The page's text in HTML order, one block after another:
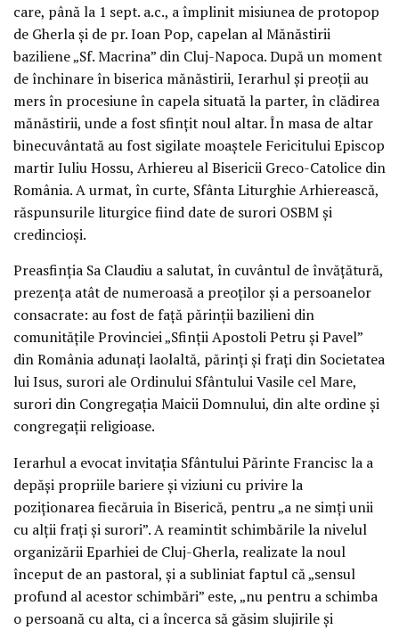
care, până la 1 sept. a.c., a împlinit misiunea de protopop
de Gherla și de pr. Ioan Pop, capelan al Mănăstirii
baziliene „Sf. Macrina” din Cluj-Napoca. După un moment
de închinare în biserica mănăstirii, Ierarhul și preoții au
mers în procesiune în capela situată la parter, în clădirea
mănăstirii, unde a fost sfințit noul altar. În masa de altar
binecuvântată au fost sigilate moaștele Fericitului Episcop
martir Iuliu Hossu, Arhiereu al Bisericii Greco-Catolice din
România. A urmat, în curte, Sfânta Liturghie Arhierească,
răspunsurile liturgice fiind date de surori OSBM și
credincioși.
Preasfinția Sa Claudiu a salutat, în cuvântul de învățătură,
prezența atât de numeroasă a preoților și a persoanelor
consacrate: au fost de față părinții bazilieni din
comunitățile Provinciei „Sfinții Apostoli Petru și Pavel”
din România adunați laolaltă, părinți și frați din Societatea
lui Isus, surori ale Ordinului Sfântului Vasile cel Mare,
surori din Congregația Maicii Domnului, din alte ordine și
congregații religioase.
Ierarhul a evocat invitația Sfântului Părinte Francisc la a
depăși propriile bariere și viziuni cu privire la
poziționarea fiecăruia în Biserică, pentru „a ne simți unii
cu alții frați și surori”. A reamintit schimbările la nivelul
organizării Eparhiei de Cluj-Gherla, realizate la noul
început de an pastoral, și a subliniat faptul că „sensul
profund al acestor schimbări” este, „nu pentru a schimba
o persoană cu alta, ci a încerca să găsim slujirile și